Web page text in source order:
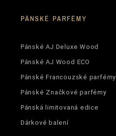
PÁNSKÉ PARFÉMY
Pánské AJ Deluxe Wood
Pánské AJ Wood ECO
Pánské Francouzské parfémy
Pánské Značkové parfémy
Pánská limitovaná edice
Dárkové balení